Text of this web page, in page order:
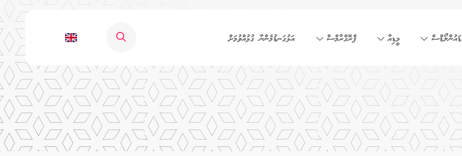
ޑައުންލޯޑްސް މީޑިއާ ޕްރޮގްރާމްސް އަޅުގަނޑުމެންނާ ގުޅުއްވުމަށް